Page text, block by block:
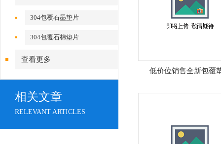
304包覆石墨垫片
304包覆石棉垫片
查看更多
相关文章
RELEVANT ARTICLES
低价位销售全新包覆